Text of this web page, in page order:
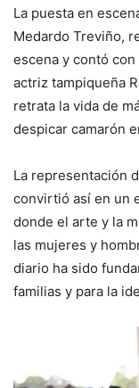
La puesta en
Medardo Treviño,
escena y contó
actriz tampiqueña
retrata la vida de
despicar camarón
La representación
convirtió así en un
donde el arte y la
las mujeres y
diario ha sido
familias y para la